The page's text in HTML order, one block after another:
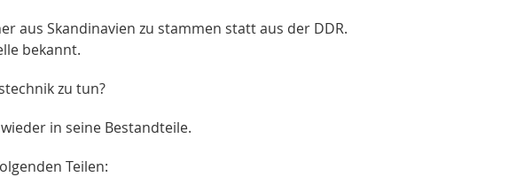
aus Skandinavien zu stammen statt aus der DDR.
bekannt.
zu tun?
in seine Bestandteile.
Teilen: